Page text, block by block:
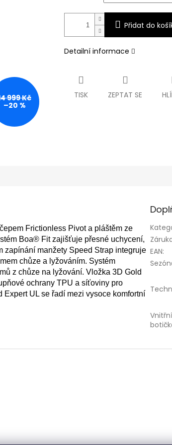
999 Kč
–20 %
Přidat do
Detailní informace
TISK ZEPTAT SE
Frictionless Pivot a pláštěm ze
Boa® Fit zajišťuje přesné uchycení,
zapínání manžety Speed Strap integruje
chůze a lyžováním. Systém
z chůze na lyžování. Vložka 3D Gold
ochrany TPU a síťoviny pro
UL se řadí mezi vysoce komfortní
EAN:
Vnitřní